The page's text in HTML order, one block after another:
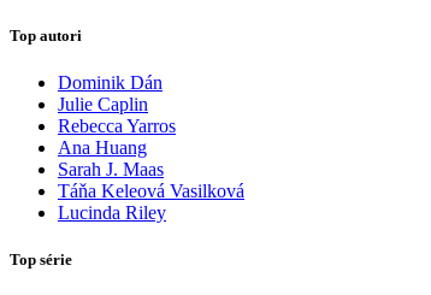
Top autori
Dominik Dán
Julie Caplin
Rebecca Yarros
Ana Huang
Sarah J. Maas
Táňa Keleová Vasilková
Lucinda Riley
Top série